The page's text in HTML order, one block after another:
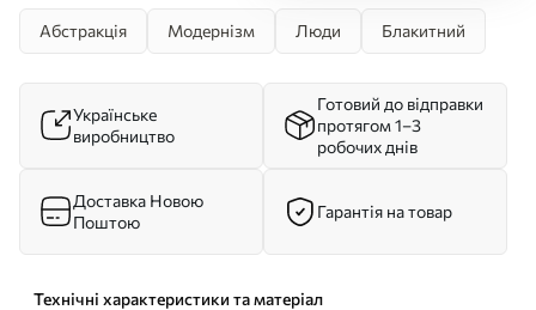
Абстракція Модернізм Люди Блакитний
Українське
виробництво
Готовий до відправки
протягом 1–3
робочих днів
Доставка Новою
Поштою
Гарантія на товар
Технічні характеристики та матеріал